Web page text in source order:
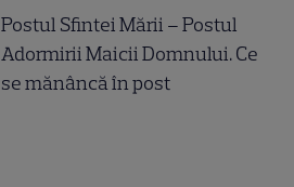
Postul Sfintei Mării – Postul
Adormirii Maicii Domnului. Ce
se mănâncă în post